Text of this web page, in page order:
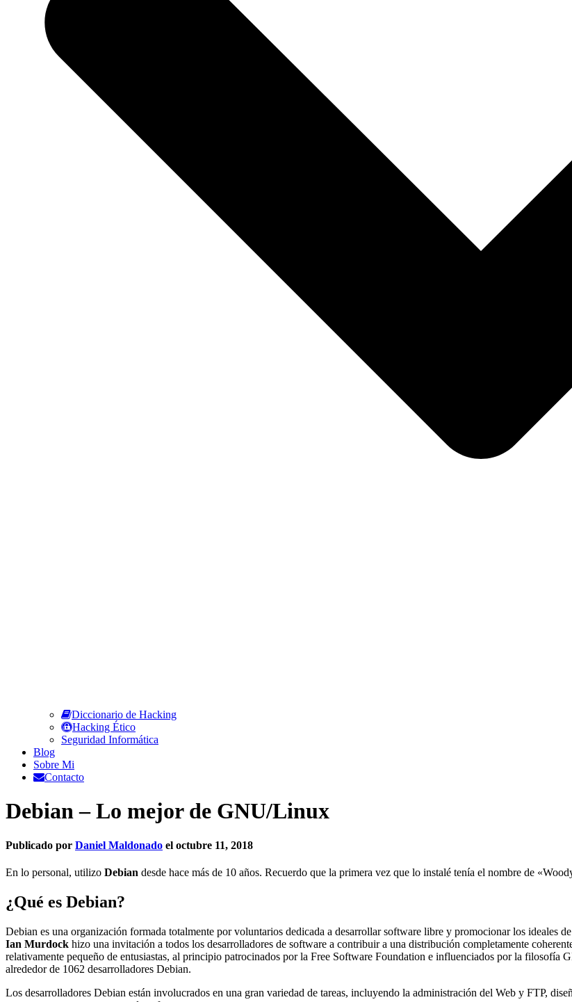
Diccionario de Hacking
Hacking Ético
Seguridad Informática
Blog
Sobre Mi
Contacto
Debian – Lo mejor de GNU/Linux
Publicado por Daniel Maldonado el octubre 11, 2018
En lo personal, utilizo Debian desde hace más de 10 años. Recuerdo que la primera vez que lo instalé tenía el nombre de
¿Qué es Debian?
Debian es una organización formada totalmente por voluntarios dedicada a desarrollar software libre y promocionar los ideales
Ian Murdock hizo una invitación a todos los desarrolladores de software a contribuir a una distribución completamente
relativamente pequeño de entusiastas, al principio patrocinados por la Free Software Foundation e influenciados por la filosofía
alrededor de 1062 desarrolladores Debian.
Los desarrolladores Debian están involucrados en una gran variedad de tareas, incluyendo la administración del Web y FTP,